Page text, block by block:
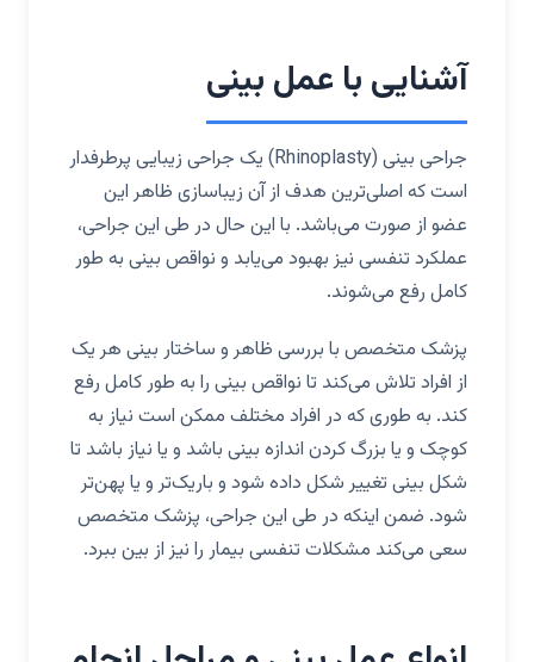
آشنایی با عمل بینی
جراحی بینی (Rhinoplasty) یک جراحی زیبایی پرطرفدار
است که اصلی‌ترین هدف از آن زیباسازی ظاهر این
عضو از صورت می‌باشد. با این حال در طی این جراحی،
عملکرد تنفسی نیز بهبود می‌یابد و نواقص بینی به طور
کامل رفع می‌شوند.
پزشک متخصص با بررسی ظاهر و ساختار بینی هر یک
از افراد تلاش می‌کند تا نواقص بینی را به طور کامل رفع
کند. به طوری که در افراد مختلف ممکن است نیاز به
کوچک و یا بزرگ کردن اندازه بینی باشد و یا نیاز باشد تا
شکل بینی تغییر شکل داده شود و باریک‌تر و یا پهن‌تر
شود. ضمن اینکه در طی این جراحی، پزشک متخصص
سعی می‌کند مشکلات تنفسی بیمار را نیز از بین ببرد.